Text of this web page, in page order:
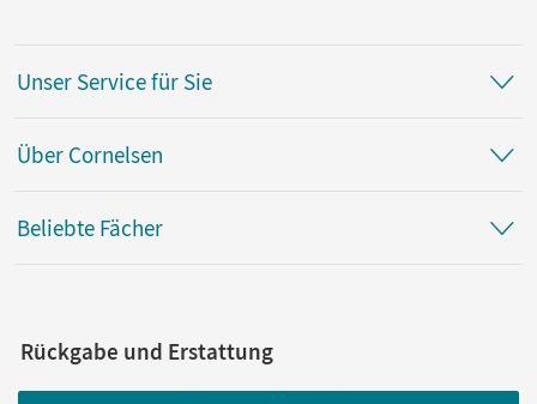
Unser Service für Sie
Über Cornelsen
Beliebte Fächer
Rückgabe und Erstattung